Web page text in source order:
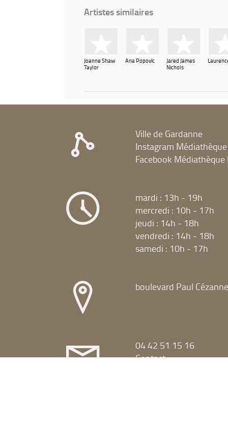
Artistes similaires
Joanne Shaw
Taylor
Ana Popovic
Jared James
Nichols
Ville de Gardanne
Instagram
Facebook
mardi : 13h - 19h
mercredi : 10h - 17h
jeudi : 14h - 18h
vendredi : 14h - 18h
samedi : 10h - 17h
boulevard Paul
04 42 51 15 16
Contact